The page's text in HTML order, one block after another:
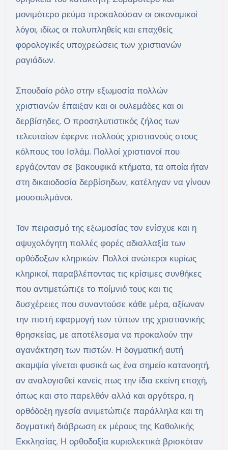
μονιμότερο ρεύμα προκαλούσαν οι οικονομικοί
λόγοι, ιδίως οι πολυπληθείς και επαχθείς
φορολογικές υποχρεώσεις των χριστιανών
ραγιάδων.
Σπουδαίο ρόλο στην εξωμοσία πολλών
χριστιανών έπαιξαν και οι ουλεμάδες και οι
δερβίσηδες. Ο προσηλυτιστικός ζήλος των
τελευταίων έφερνε πολλούς χριστιανούς στους
κόλπους του Ισλάμ. Πολλοί χριστιανοί που
εργάζονταν σε βακουφικά κτήματα, τα οποία ήταν
στη δικαιοδοσία δερβίσηδων, κατέληγαν να γίνουν
μουσουλμάνοι.
Τον πειρασμό της εξωμοσίας τον ενίσχυε και η
αψυχολόγητη πολλές φορές αδιαλλαξία των
ορθόδοξων κληρικών. Πολλοί ανώτεροι κυρίως
κληρικοί, παραβλέποντας τις κρίσιμες συνθήκες
που αντιμετώπιζε το ποίμνιό τους και τις
δυσχέρειες που συναντούσε κάθε μέρα, αξίωναν
την πιστή εφαρμογή των τύπων της χριστιανικής
θρησκείας, με αποτέλεσμα να προκαλούν την
αγανάκτηση των πιστών. Η δογματική αυτή
ακαμψία γίνεται φυσικά ως ένα σημείο κατανοητή,
αν αναλογισθεί κανείς πως την ίδια εκείνη εποχή,
όπως και στο παρελθόν αλλά και αργότερα, η
ορθόδοξη ηγεσία ανιμετώπιζε παράλληλα και τη
δογματική διάβρωση εκ μέρους της Καθολικής
Εκκλησίας. Η ορθοδοξία κυριολεκτικά βρισκόταν